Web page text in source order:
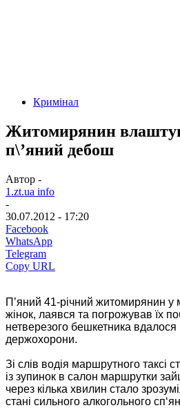
Кримінал
Житомирянин
п\’яний дебош
Автор -
1.zt.ua info
-
30.07.2012 - 17:20
Facebook
WhatsApp
Telegram
Copy URL
П’яний 41-річний житомирянин у
жінок, лаявся та погрожував їх
нетверезого бешкетника вдалося
держохорони.
Зі слів водія маршрутного таксі
із зупинок в салон маршрутки
через кілька хвилин стало
стані сильного алкогольного